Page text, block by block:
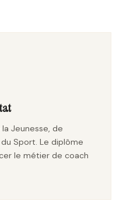
Jeunesse, de
Sport. Le diplôme
le métier de coach